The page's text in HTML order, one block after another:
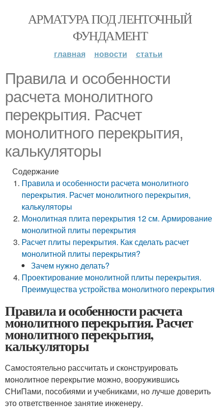
АРМАТУРА ПОД ЛЕНТОЧНЫЙ
ФУНДАМЕНТ
главная новости статьи
Правила и особенности
расчета монолитного
перекрытия. Расчет
монолитного перекрытия,
калькуляторы
Содержание
Правила и особенности расчета монолитного
перекрытия. Расчет монолитного перекрытия,
калькуляторы
Монолитная плита перекрытия 12 см. Армирование
монолитной плиты перекрытия
Расчет плиты перекрытия. Как сделать расчет
монолитной плиты перекрытия?
Зачем нужно делать?
Проектирование монолитной плиты перекрытия.
Преимущества устройства монолитного перекрытия
Правила и особенности расчета
монолитного перекрытия. Расчет
монолитного перекрытия,
калькуляторы
Самостоятельно рассчитать и сконструировать
монолитное перекрытие можно, вооружившись
СНиПами, пособиями и учебниками, но лучше доверить
это ответственное занятие инженеру.